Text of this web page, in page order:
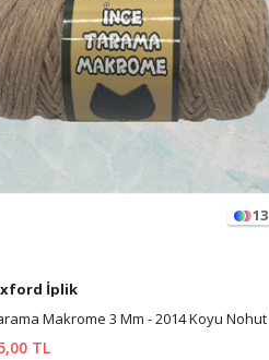
13
İplik
Makrome 3 Mm - 2014 Koyu Nohut
TL